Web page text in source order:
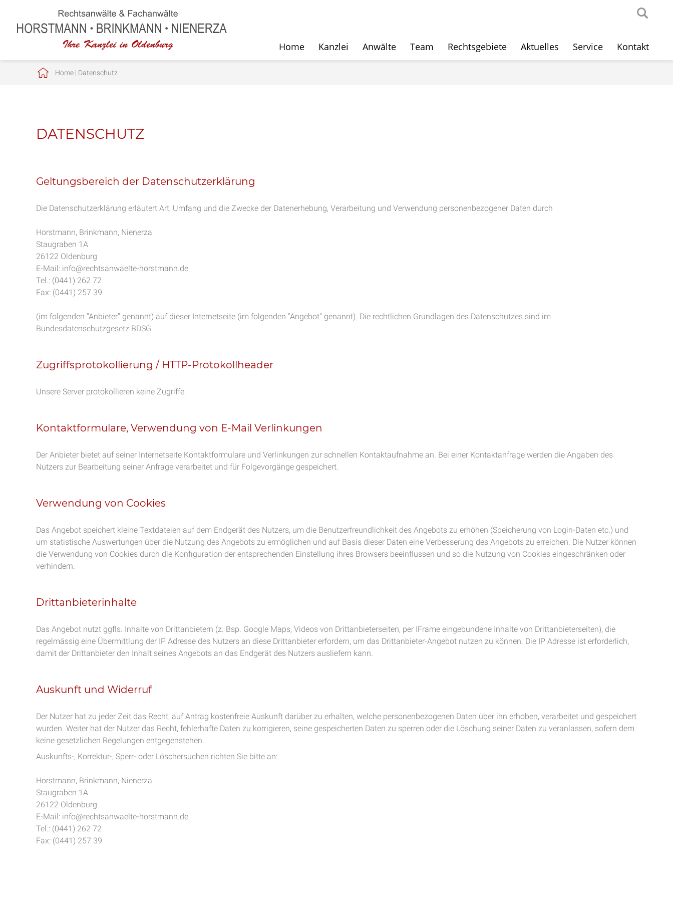
Home Kanzlei Anwälte Team Rechtsgebiete Aktuelles Service Kontakt
Home| Datenschutz
DATENSCHUTZ
Geltungsbereich der Datenschutzerklärung
Die Datenschutzerklärung erläutert Art, Umfang und die Zwecke der Datenerhebung, Verarbeitung und Verwendung personenbezogener Daten durch
Horstmann, Brinkmann, Nienerza
Staugraben 1A
26122 Oldenburg
E-Mail: info@rechtsanwaelte-horstmann.de
Tel.: (0441) 262 72
Fax: (0441) 257 39
(im folgenden "Anbieter" genannt) auf dieser Internetseite (im folgenden "Angebot" genannt). Die rechtlichen Grundlagen des Datenschutzes sind im
Bundesdatenschutzgesetz BDSG.
Zugriffsprotokollierung / HTTP-Protokollheader
Unsere Server protokollieren keine Zugriffe.
Kontaktformulare, Verwendung von E-Mail Verlinkungen
Der Anbieter bietet auf seiner Internetseite Kontaktformulare und Verlinkungen zur schnellen Kontaktaufnahme an. Bei einer Kontaktanfrage werden die Angaben des
Nutzers zur Bearbeitung seiner Anfrage verarbeitet und für Folgevorgänge gespeichert.
Verwendung von Cookies
Das Angebot speichert kleine Textdateien auf dem Endgerät des Nutzers, um die Benutzerfreundlichkeit des Angebots zu erhöhen (Speicherung von Login-Daten etc.) und
um statistische Auswertungen über die Nutzung des Angebots zu ermöglichen und auf Basis dieser Daten eine Verbesserung des Angebots zu erreichen. Die Nutzer können
die Verwendung von Cookies durch die Konfiguration der entsprechenden Einstellung ihres Browsers beeinflussen und so die Nutzung von Cookies eingeschränken oder
verhindern.
Drittanbieterinhalte
Das Angebot nutzt ggfls. Inhalte von Drittanbietern (z. Bsp. Google Maps, Videos von Drittanbieterseiten, per IFrame eingebundene Inhalte von Drittanbieterseiten), die
regelmässig eine Übermittlung der IP Adresse des Nutzers an diese Drittanbieter erfordern, um das Drittanbieter-Angebot nutzen zu können. Die IP Adresse ist erforderlich,
damit der Drittanbieter den Inhalt seines Angebots an das Endgerät des Nutzers ausliefern kann.
Auskunft und Widerruf
Der Nutzer hat zu jeder Zeit das Recht, auf Antrag kostenfreie Auskunft darüber zu erhalten, welche personenbezogenen Daten über ihn erhoben, verarbeitet und gespeichert
wurden. Weiter hat der Nutzer das Recht, fehlerhafte Daten zu korrigieren, seine gespeicherten Daten zu sperren oder die Löschung seiner Daten zu veranlassen, sofern dem
keine gesetzlichen Regelungen entgegenstehen.
Auskunfts-, Korrektur-, Sperr- oder Löschersuchen richten Sie bitte an:
Horstmann, Brinkmann, Nienerza
Staugraben 1A
26122 Oldenburg
E-Mail: info@rechtsanwaelte-horstmann.de
Tel.: (0441) 262 72
Fax: (0441) 257 39